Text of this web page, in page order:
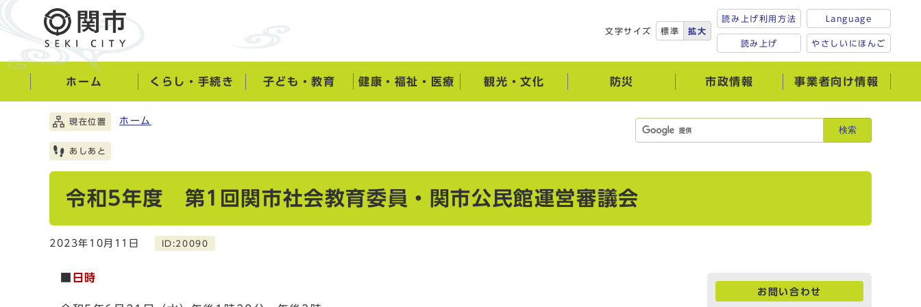
文字サイズ 標準 拡大
読み上げ利用方法
読み上げ
Language
やさしいにほんご
ホーム くらし・手続き 子ども・教育 健康・福祉・医療 観光・文化 防災 市政情報 事業者向け情報
検索
現在位置 ホーム
あしあと
令和5年度 第1回関市社会教育委員・関市公民館運営審議会
2023年10月11日 ID:20090
日時
お問い合わせ